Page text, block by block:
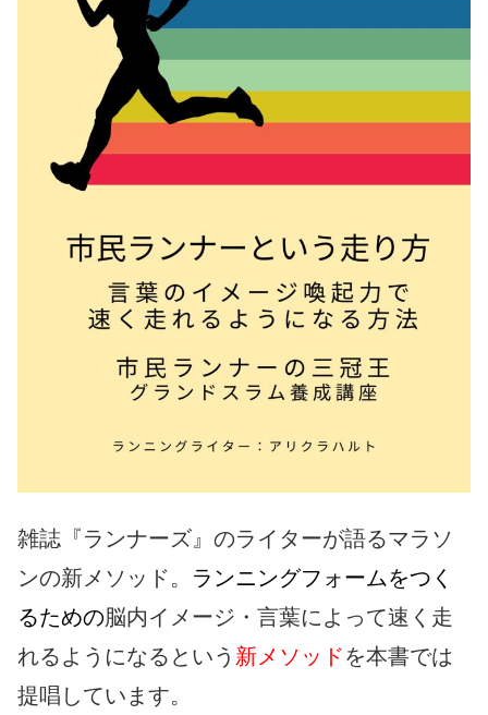
雑誌『ランナーズ』のライターが語るマラソ
ンの新メソッド。 ランニングフォームをつく
るための脳内イメージ・言葉によって速く走
れるようになるという 新メソッドを本書では
提唱しています。